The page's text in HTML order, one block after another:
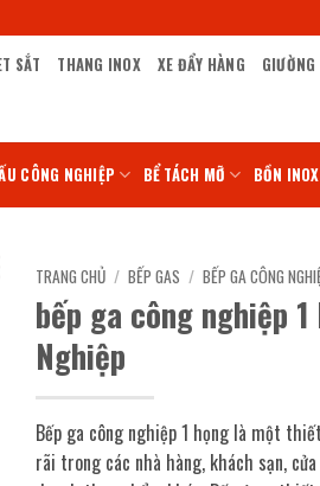
SẮT THANG INOX XE ĐẨY HÀNG
CÔNG NGHIỆP BỂ TÁCH MỠ BỒN
TRANG CHỦ / BẾP GAS / BẾP GA CÔNG
bếp ga công nghiệp
Nghiệp
Bếp ga công nghiệp 1 họng là một
rãi trong các nhà hàng, khách sạn,